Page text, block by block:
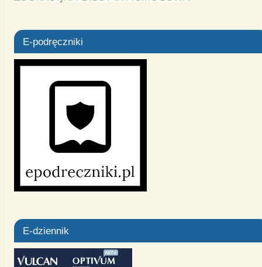
E-podręczniki
E-dziennik